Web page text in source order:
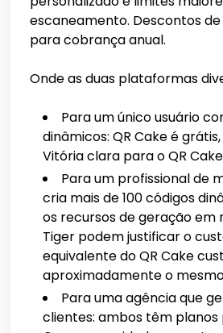
escaneamento. Descontos
para cobrança anual.
Onde as duas plataformas
Para um único usuário
dinâmicos: QR Cake é
Vitória clara para o QR
Para um profissional de
cria mais de 100 códigos
os recursos de geração em
Tiger podem justificar o
equivalente do QR Cake
aproximadamente o
Para uma agência que
clientes: ambos têm planos